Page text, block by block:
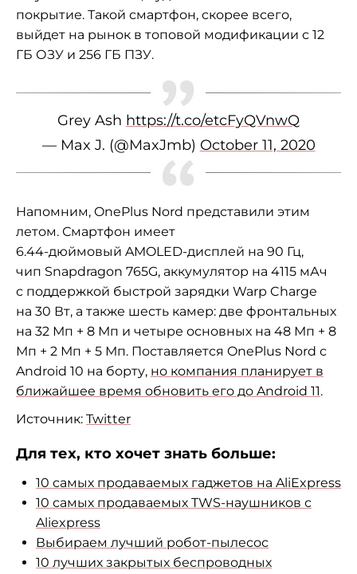
покрытие. Такой смартфон, скорее всего,
выйдет на рынок в топовой модификации с 12
ГБ ОЗУ и 256 ГБ ПЗУ.
Grey Ash https://t.co/etcFyQVnwQ
— Max J. (@MaxJmb) October 11, 2020
Напомним, OnePlus Nord представили этим
летом. Смартфон имеет
6.44-дюймовый AMOLED-дисплей на 90 Гц,
чип Snapdragon 765G, аккумулятор на 4115 мАч
с поддержкой быстрой зарядки Warp Charge
на 30 Вт, а также шесть камер: две фронтальных
на 32 Мп + 8 Мп и четыре основных на 48 Мп + 8
Мп + 2 Мп + 5 Мп. Поставляется OnePlus Nord с
Android 10 на борту, но компания планирует в
ближайшее время обновить его до Android 11.
Источник: Twitter
Для тех, кто хочет знать больше:
10 самых продаваемых гаджетов на AliExpress
10 самых продаваемых TWS-наушников с
Aliexpress
Выбираем лучший робот-пылесос
10 лучших закрытых беспроводных